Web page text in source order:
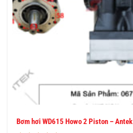
Bơm hơi WD615 Howo 2 Piston – Antek